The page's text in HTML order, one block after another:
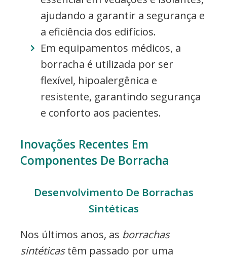
ajudando a garantir a segurança e
a eficiência dos edifícios.
Em equipamentos médicos, a
borracha é utilizada por ser
flexível, hipoalergênica e
resistente, garantindo segurança
e conforto aos pacientes.
Inovações Recentes Em
Componentes De Borracha
Desenvolvimento De Borrachas
Sintéticas
Nos últimos anos, as borrachas
sintéticastêm passado por uma